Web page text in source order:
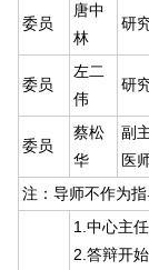
委员
唐中
林
研
委员
左二
伟
研
委员
蔡松
华
副
医
注：导师不作为
1.中心主
2.答辩开